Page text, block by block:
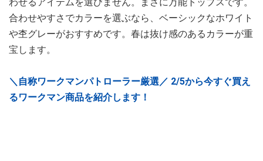
合わせやすさでカラーを選ぶなら、ベーシックなホワイト
や杢グレーがおすすめです。春は抜け感のあるカラーが重
宝します。
＼自称ワークマンパトローラー厳選／ 2/5から今すぐ買え
るワークマン商品を紹介します！